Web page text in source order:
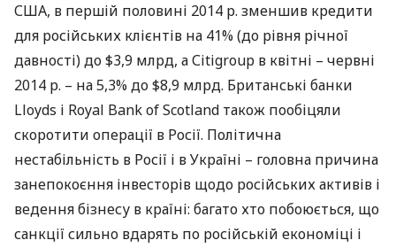
США, в першій половині 2014 р. зменшив кредити
для російських клієнтів на 41% (до рівня річної
давності) до $3,9 млрд, а Сitigroup в квітні – червні
2014 р. – на 5,3% до $8,9 млрд. Британські банки
Lloyds і Royal Bank of Scotland також пообіцяли
скоротити операції в Росії. Політична
нестабільність в Росії і в Україні – головна причина
занепокоєння інвесторів щодо російських активів і
ведення бізнесу в країні: багато хто побоюється, що
санкції сильно вдарять по російській економіці і